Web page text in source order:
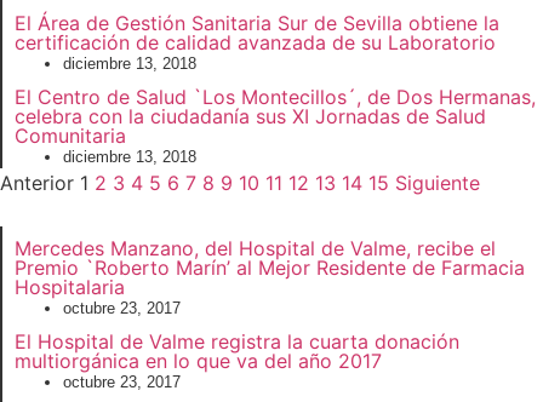
El Área de Gestión Sanitaria Sur de Sevilla obtiene la
certificación de calidad avanzada de su Laboratorio
diciembre 13, 2018
El Centro de Salud `Los Montecillos´, de Dos Hermanas,
celebra con la ciudadanía sus XI Jornadas de Salud
Comunitaria
diciembre 13, 2018
Anterior 1 2 3 4 5 6 7 8 9 10 11 12 13 14 15 Siguiente
Mercedes Manzano, del Hospital de Valme, recibe el
Premio `Roberto Marín’ al Mejor Residente de Farmacia
Hospitalaria
octubre 23, 2017
El Hospital de Valme registra la cuarta donación
multiorgánica en lo que va del año 2017
octubre 23, 2017